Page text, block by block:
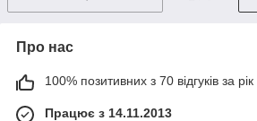
Про нас
100% позитивних з 70 відгуків за рік
Працює з 14.11.2013